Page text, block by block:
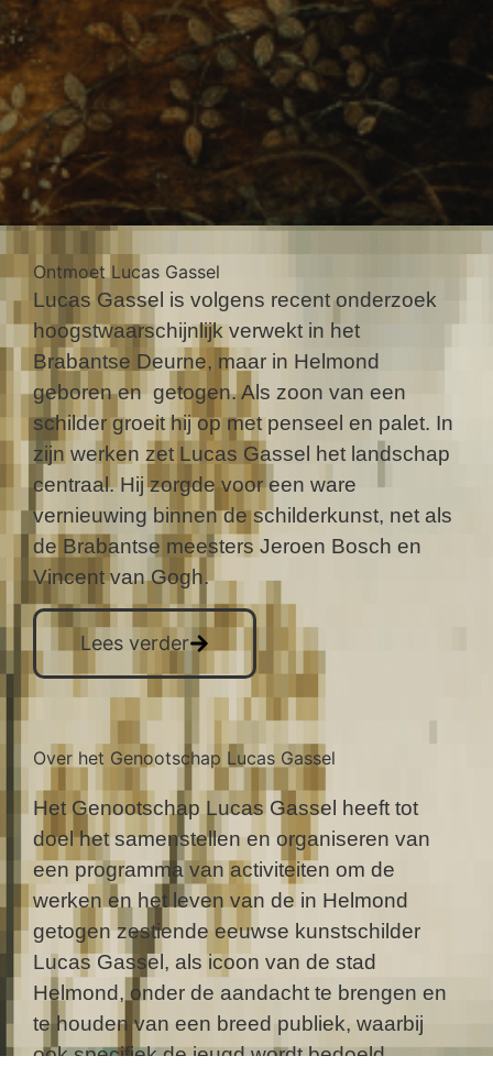
Ontmoet Lucas Gassel
Lucas Gassel is volgens recent onderzoek
hoogstwaarschijnlijk verwekt in het
Brabantse Deurne, maar in Helmond
geboren en getogen. Als zoon van een
schilder groeit hij op met penseel en palet. In
zijn werken zet Lucas Gassel het landschap
centraal. Hij zorgde voor een ware
vernieuwing binnen de schilderkunst, net als
de Brabantse meesters Jeroen Bosch en
Vincent van Gogh.
Lees verder
Over het Genootschap Lucas Gassel
Het Genootschap Lucas Gassel heeft tot
doel het samenstellen en organiseren van
een programma van activiteiten om de
werken en het leven van de in Helmond
getogen zestiende eeuwse kunstschilder
Lucas Gassel, als icoon van de stad
Helmond, onder de aandacht te brengen en
te houden van een breed publiek, waarbij
ook specifiek de jeugd wordt bedoeld